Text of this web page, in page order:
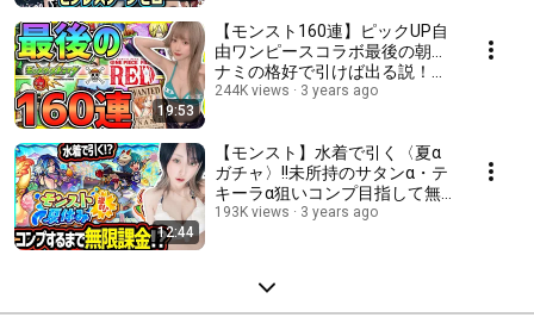
19:53
【モンスト160連】ピックUP自
由ワンピースコラボ最後の朝…
ナミの格好で引けば出る説！？
オーブ全力投球いけッ！！【ゆ
244K views 3 years ago
12:44
【モンスト】水着で引く〈夏α
ガチャ〉!!未所持のサタンα・テ
キーラα狙いコンプ目指して無
限課金...?【ゆんみ】
193K views 3 years ago